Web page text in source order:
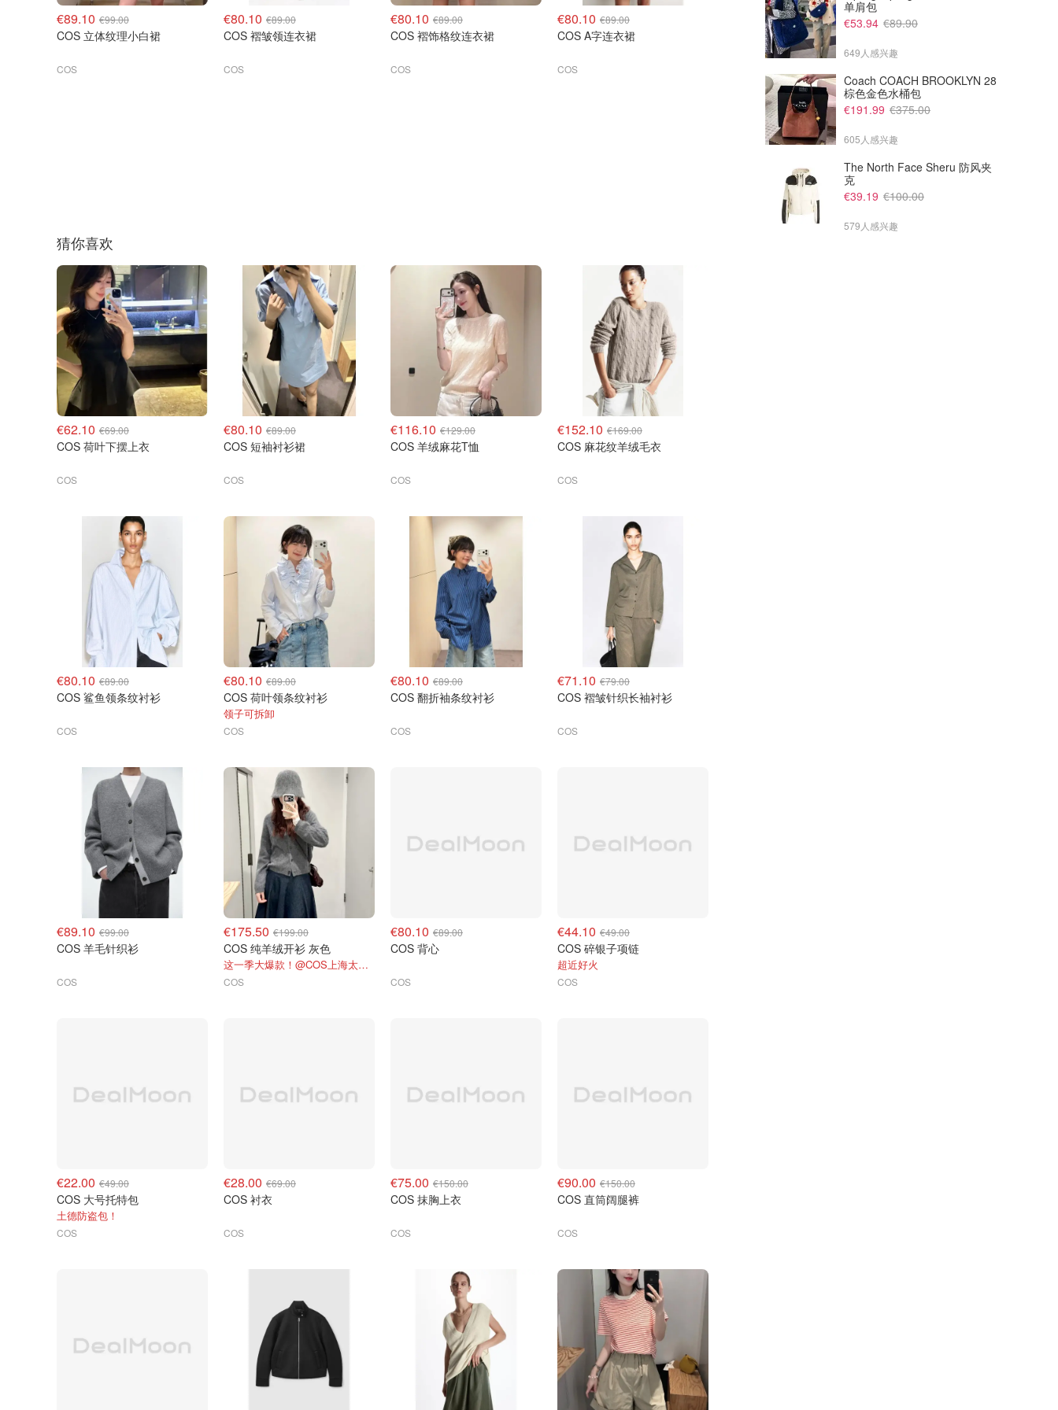
€89.10 €99.00
COS 立体纹理小白裙
COS
€80.10 €89.00
COS 褶皱领连衣裙
COS
€80.10 €89.00
COS 褶饰格纹连衣裙
COS
€80.10 €89.00
COS A字连衣裙
COS
€79.00
COS A字廓形小黑裙
€134.10
猜你喜欢
€62.10 €69.00
COS 荷叶下摆上衣
COS
€80.10 €89.00
COS 短袖衬衫裙
COS
€116.10 €129.00
COS 羊绒麻花T恤
COS
€152.10 €169.00
COS 麻花纹羊绒毛衣
COS
€80.10 €89.00
COS 鲨鱼领条纹衬衫
COS
€80.10 €89.00
COS 荷叶领条纹衬衫
领子可拆卸
COS
€80.10 €89.00
COS 翻折袖条纹衬衫
COS
€71.10 €79.00
COS 褶皱针织长袖衬衫
COS
€89.10 €99.00
COS 羊毛针织衫
COS
€175.50 €199.00
COS 纯羊绒开衫 灰色
这一季大爆款！@COS上海太古汇
COS
€80.10 €89.00
COS 背心
COS
€44.10 €49.00
COS 碎银子项链
超近好火
COS
€22.00 €49.00
COS 大号托特包
土德防盗包！
COS
€28.00 €69.00
COS 衬衣
COS
€75.00 €150.00
COS 抹胸上衣
COS
€90.00 €150.00
COS 直筒阔腿裤
COS
单肩包
€53.94 €89.90
649人感兴趣
Coach COACH BROOKLYN 28
棕色金色水桶包
€191.99 €375.00
605人感兴趣
The North Face Sheru 防风夹
克
€39.19 €100.00
579人感兴趣